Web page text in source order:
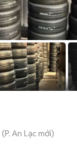
(P. An Lạc mới)